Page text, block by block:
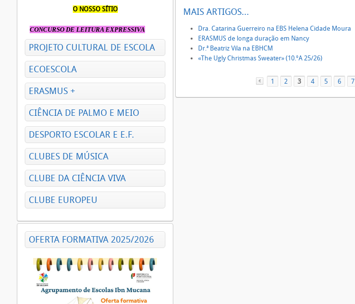
MAIS ARTIGOS...
Dra. Catarina Guerreiro na EBS Helena Cidade Moura
ERASMUS de longa duração em Nancy
Dr.ª Beatriz Vila na EBHCM
«The Ugly Christmas Sweater» (10.ºA 25/26)
«
1 2 3 4 5 6 7
O NOSSO SÍTIO
CONCURSO DE LEITURA EXPRESSIVA
PROJETO CULTURAL DE ESCOLA
ECOESCOLA
ERASMUS +
CIÊNCIA DE PALMO E MEIO
DESPORTO ESCOLAR E E.F.
CLUBES DE MÚSICA
CLUBE DA CIÊNCIA VIVA
CLUBE EUROPEU
OFERTA FORMATIVA 2025/2026